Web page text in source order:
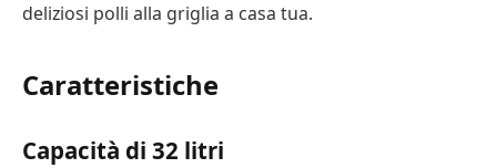
deliziosi polli alla griglia a casa tua.
Caratteristiche
Capacità di 32 litri